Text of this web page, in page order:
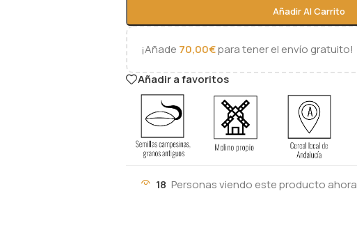
Añadir Al Carrito
¡Añade 70,00€para tener el envío gratuito!
Añadir a favoritos
18 Personas viendo este producto ahora